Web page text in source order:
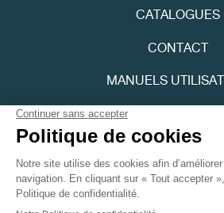
CATALOGUES
CONTACT
MANUELS
ACCESSIBILITÉ
FAUX